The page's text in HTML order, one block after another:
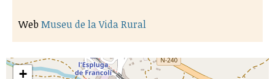
WebMuseu de la Vida Rural
+